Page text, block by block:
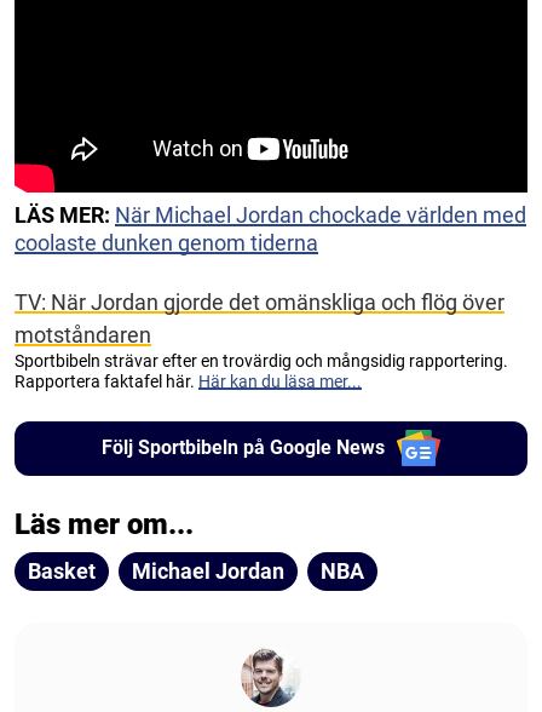
LÄS MER: När Michael Jordan chockade världen med
coolaste dunken genom tiderna
TV: När Jordan gjorde det omänskliga och flög över
motståndaren
Sportbibeln strävar efter en trovärdig och mångsidig rapportering.
Rapportera faktafel här. Här kan du läsa mer...
Följ Sportbibeln på Google News
Läs mer om...
Basket Michael Jordan NBA